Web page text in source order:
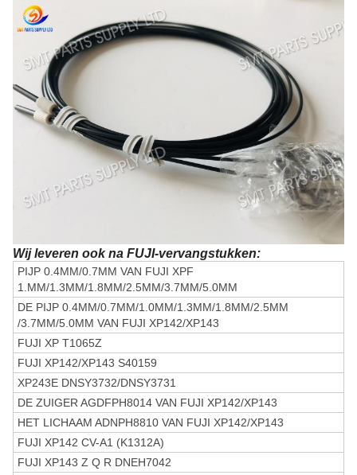
Wij leveren ook na FUJI-vervangstukken:
PIJP 0.4MM/0.7MM VAN FUJI XPF
1.MM/1.3MM/1.8MM/2.5MM/3.7MM/5.0MM
DE PIJP 0.4MM/0.7MM/1.0MM/1.3MM/1.8MM/2.5MM
/3.7MM/5.0MM VAN FUJI XP142/XP143
FUJI XP T1065Z
FUJI XP142/XP143 S40159
XP243E DNSY3732/DNSY3731
DE ZUIGER AGDFPH8014 VAN FUJI XP142/XP143
HET LICHAAM ADNPH8810 VAN FUJI XP142/XP143
FUJI XP142 CV-A1 (K1312A)
FUJI XP143 Z Q R DNEH7042